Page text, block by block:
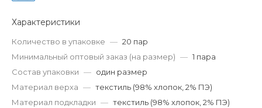
Характеристики
Количество в упаковке — 20 пар
Минимальный оптовый заказ (на размер) — 1 пара
Состав упаковки — один размер
Материал верха — текстиль (98% хлопок, 2% ПЭ)
Материал подкладки — текстиль (98% хлопок, 2% ПЭ)